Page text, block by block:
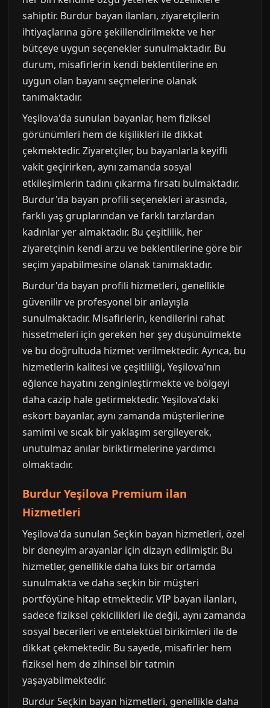
sahiptir. Burdur bayan ilanları, ziyaretçilerin
ihtiyaçlarına göre şekillendirilmekte ve her
bütçeye uygun seçenekler sunulmaktadır. Bu
durum, misafirlerin kendi beklentilerine en
uygun olan bayanı seçmelerine olanak
tanımaktadır.
Yeşilova'da sunulan bayanlar, hem fiziksel
görünümleri hem de kişilikleri ile dikkat
çekmektedir. Ziyaretçiler, bu bayanlarla keyifli
vakit geçirirken, aynı zamanda sosyal
etkileşimlerin tadını çıkarma fırsatı bulmaktadır.
Burdur'da bayan profili seçenekleri arasında,
farklı yaş gruplarından ve farklı tarzlardan
kadınlar yer almaktadır. Bu çeşitlilik, her
ziyaretçinin kendi arzu ve beklentilerine göre bir
seçim yapabilmesine olanak tanımaktadır.
Burdur'da bayan profili hizmetleri, genellikle
güvenilir ve profesyonel bir anlayışla
sunulmaktadır. Misafirlerin, kendilerini rahat
hissetmeleri için gereken her şey düşünülmekte
ve bu doğrultuda hizmet verilmektedir. Ayrıca, bu
hizmetlerin kalitesi ve çeşitliliği, Yeşilova'nın
eğlence hayatını zenginleştirmekte ve bölgeyi
daha cazip hale getirmektedir. Yeşilova'daki
eskort bayanlar, aynı zamanda müşterilerine
samimi ve sıcak bir yaklaşım sergileyerek,
unutulmaz anılar biriktirmelerine yardımcı
olmaktadır.
Burdur Yeşilova Premium ilan
Hizmetleri
Yeşilova'da sunulan Seçkin bayan hizmetleri, özel
bir deneyim arayanlar için dizayn edilmiştir. Bu
hizmetler, genellikle daha lüks bir ortamda
sunulmakta ve daha seçkin bir müşteri
portföyüne hitap etmektedir. VIP bayan ilanları,
sadece fiziksel çekicilikleri ile değil, aynı zamanda
sosyal becerileri ve entelektüel birikimleri ile de
dikkat çekmektedir. Bu sayede, misafirler hem
fiziksel hem de zihinsel bir tatmin
yaşayabilmektedir.
Burdur Seçkin bayan hizmetleri, genellikle daha